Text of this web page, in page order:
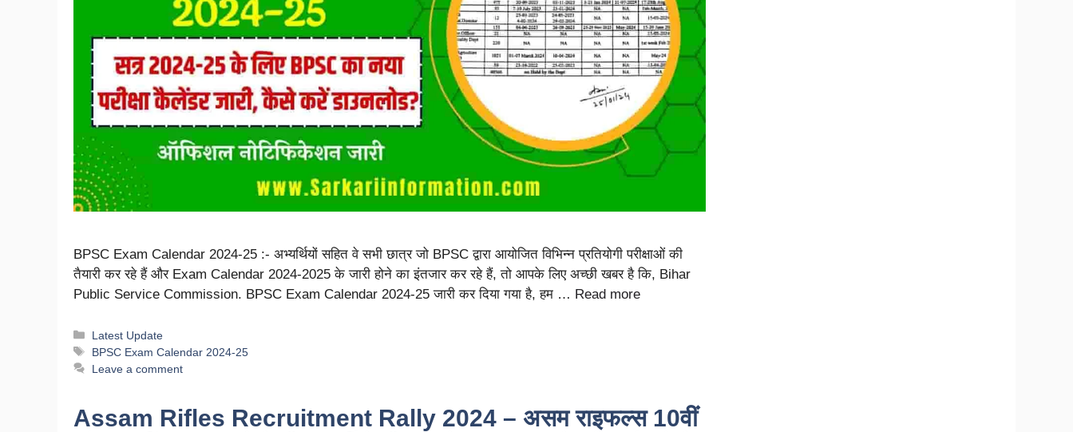
BPSC Exam Calendar 2024-25 :- अभ्यर्थियों सहित वे सभी छात्र जो BPSC द्वारा आयोजित विभिन्न प्रतियोगी परीक्षाओं की
तैयारी कर रहे हैं और Exam Calendar 2024-2025 के जारी होने का इंतजार कर रहे हैं, तो आपके लिए अच्छी खबर है कि, Bihar
Public Service Commission. BPSC Exam Calendar 2024-25 जारी कर दिया गया है, हम … Read more
Latest Update
BPSC Exam Calendar 2024-25
Leave a comment
Assam Rifles Recruitment Rally 2024 – असम राइफल्स 10वीं